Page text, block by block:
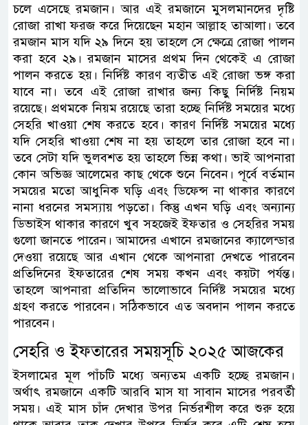
চলে এসেছে রমজান। আর এই রমজানে মুসলমানদের দৃষ্টি
রোজা রাখা ফরজ করে দিয়েছেন মহান আল্লাহ তাআলা। তবে
রমজান মাস যদি ২৯ দিনে হয় তাহলে সে ক্ষেত্রে রোজা পালন
করা হবে ২৯। রমজান মাসের প্রথম দিন থেকেই এ রোজা
পালন করতে হয়। নির্দিষ্ট কারণ ব্যতীত এই রোজা ভঙ্গ করা
যাবে না। তবে এই রোজা রাখার জন্য কিছু নির্দিষ্ট নিয়ম
রয়েছে। প্রথমকে নিয়ম রয়েছে তারা হচ্ছে নির্দিষ্ট সময়ের মধ্যে
সেহরি খাওয়া শেষ করতে হবে। কারণ নির্দিষ্ট সময়ের মধ্যে
যদি সেহরি খাওয়া শেষ না হয় তাহলে তার রোজা হবে না।
তবে সেটা যদি ভুলবশত হয় তাহলে ভিন্ন কথা। ভাই আপনারা
কোন অভিজ্ঞ আলেমের কাছ থেকে শুনে নিবেন। পূর্বে বর্তমান
সময়ের মতো আধুনিক ঘড়ি এবং ডিফেন্স না থাকার কারণে
নানা ধরনের সমস্যায় পড়তো। কিন্তু এখন ঘড়ি এবং অন্যান্য
ডিভাইস থাকার কারণে খুব সহজেই ইফতার ও সেহরির সময়
গুলো জানতে পারেন। আমাদের এখানে রমজানের ক্যালেন্ডার
দেওয়া রয়েছে আর এখান থেকে আপনারা দেখতে পারবেন
প্রতিদিনের ইফতারের শেষ সময় কখন এবং কয়টা পর্যন্ত।
তাহলে আপনারা প্রতিদিন ভালোভাবে নির্দিষ্ট সময়ের মধ্যে
গ্রহণ করতে পারবেন। সঠিকভাবে এত অবদান পালন করতে
পারবেন।
সেহরি ও ইফতারের সময়সূচি ২০২৫ আজকের
ইসলামের মূল পাঁচটি মধ্যে অন্যতম একটি হচ্ছে রমজান।
অর্থাৎ রমজানে একটি আরবি মাস যা সাবান মাসের পরবর্তী
সময়। এই মাস চাঁদ দেখার উপর নির্ভরশীল করে শুরু হয়ে